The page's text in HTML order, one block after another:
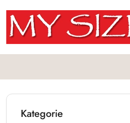
Przejdź do treści głównej
Przejdź do wyszukiwarki
Przejdź do moje konto
Przejdź do menu głównego
Przejdź do stopki
Kategorie